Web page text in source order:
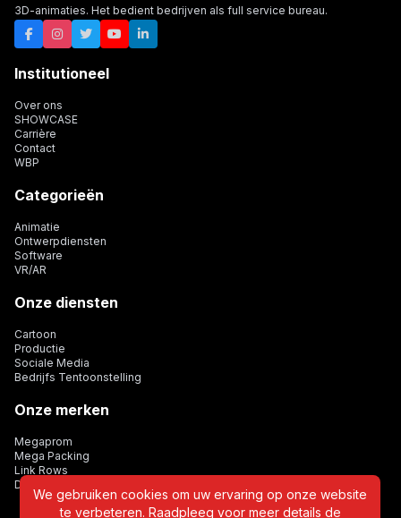
3D-animaties. Het bedient bedrijven als full service bureau.
Institutioneel
Over ons
SHOWCASE
Carrière
Contact
WBP
Categorieën
Animatie
Ontwerpdiensten
Software
VR/AR
Onze diensten
Cartoon
Productie
Sociale Media
Bedrijfs Tentoonstelling
Onze merken
Megaprom
Mega Packing
Link Rows
Dijital Card
We gebruiken cookies om uw ervaring op onze website
te verbeteren. Raadpleeg voor meer details de